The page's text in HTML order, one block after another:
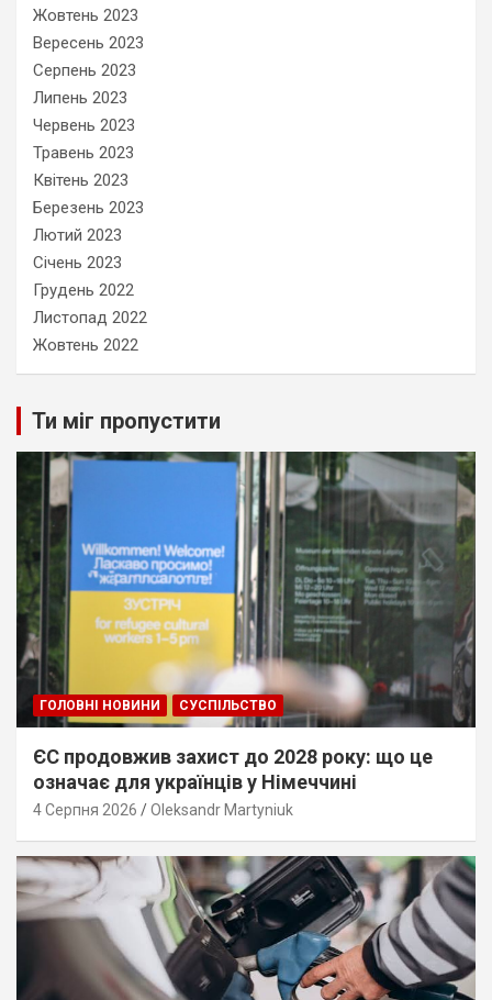
Жовтень 2023
Вересень 2023
Серпень 2023
Липень 2023
Червень 2023
Травень 2023
Квітень 2023
Березень 2023
Лютий 2023
Січень 2023
Грудень 2022
Листопад 2022
Жовтень 2022
Ти міг пропустити
ГОЛОВНІ НОВИНИ СУСПІЛЬСТВО
ЄС продовжив захист до 2028 року: що це
означає для українців у Німеччині
4 Серпня 2026 Oleksandr Martyniuk